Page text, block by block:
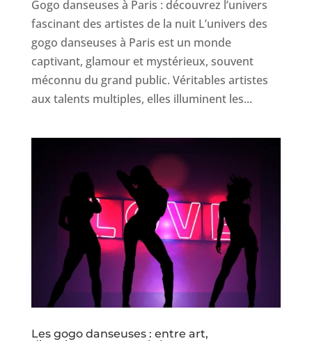
Gogo danseuses à Paris : découvrez l’univers
fascinant des artistes de la nuit L’univers des
gogo danseuses à Paris est un monde
captivant, glamour et mystérieux, souvent
méconnu du grand public. Véritables artistes
aux talents multiples, elles illuminent les...
Les gogo danseuses : entre art,